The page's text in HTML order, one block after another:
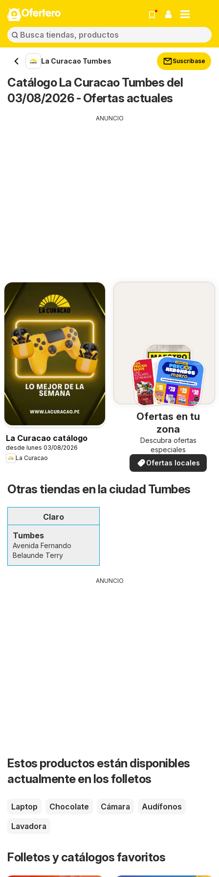
Ofertero
La Curacao Tumbes Suscríbase
Catálogo La Curacao Tumbes del
03/08/2026 - Ofertas actuales
ANUNCIO
La Curacao catálogo
desde lunes 03/08/2026
La Curacao
Ofertas en tu
zona
Descubra ofertas
especiales
Ofertas locales
Otras tiendas en la ciudad Tumbes
Claro
Tumbes
Avenida Fernando
Belaunde Terry
ANUNCIO
Estos productos están disponibles
actualmente en los folletos
Laptop Chocolate Cámara
Audífonos
Lavadora
Folletos y catálogos favoritos